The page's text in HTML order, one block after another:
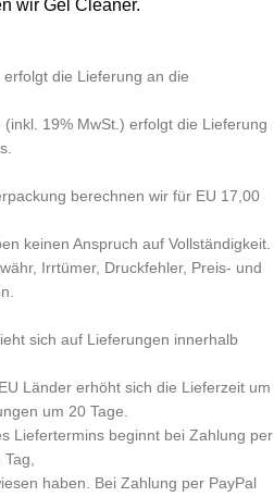
wir Gel Cleaner.
die Lieferung an die
19% MwSt.) erfolgt die Lieferung
berechnen wir für EU 17,00
keinen Anspruch auf Vollständigkeit.
Irrtümer, Druckfehler, Preis- und
sich auf Lieferungen innerhalb
Länder erhöht sich die Lieferzeit um
um 20 Tage.
Liefertermins beginnt bei Zahlung per
Tag,
haben. Bei Zahlung per PayPal